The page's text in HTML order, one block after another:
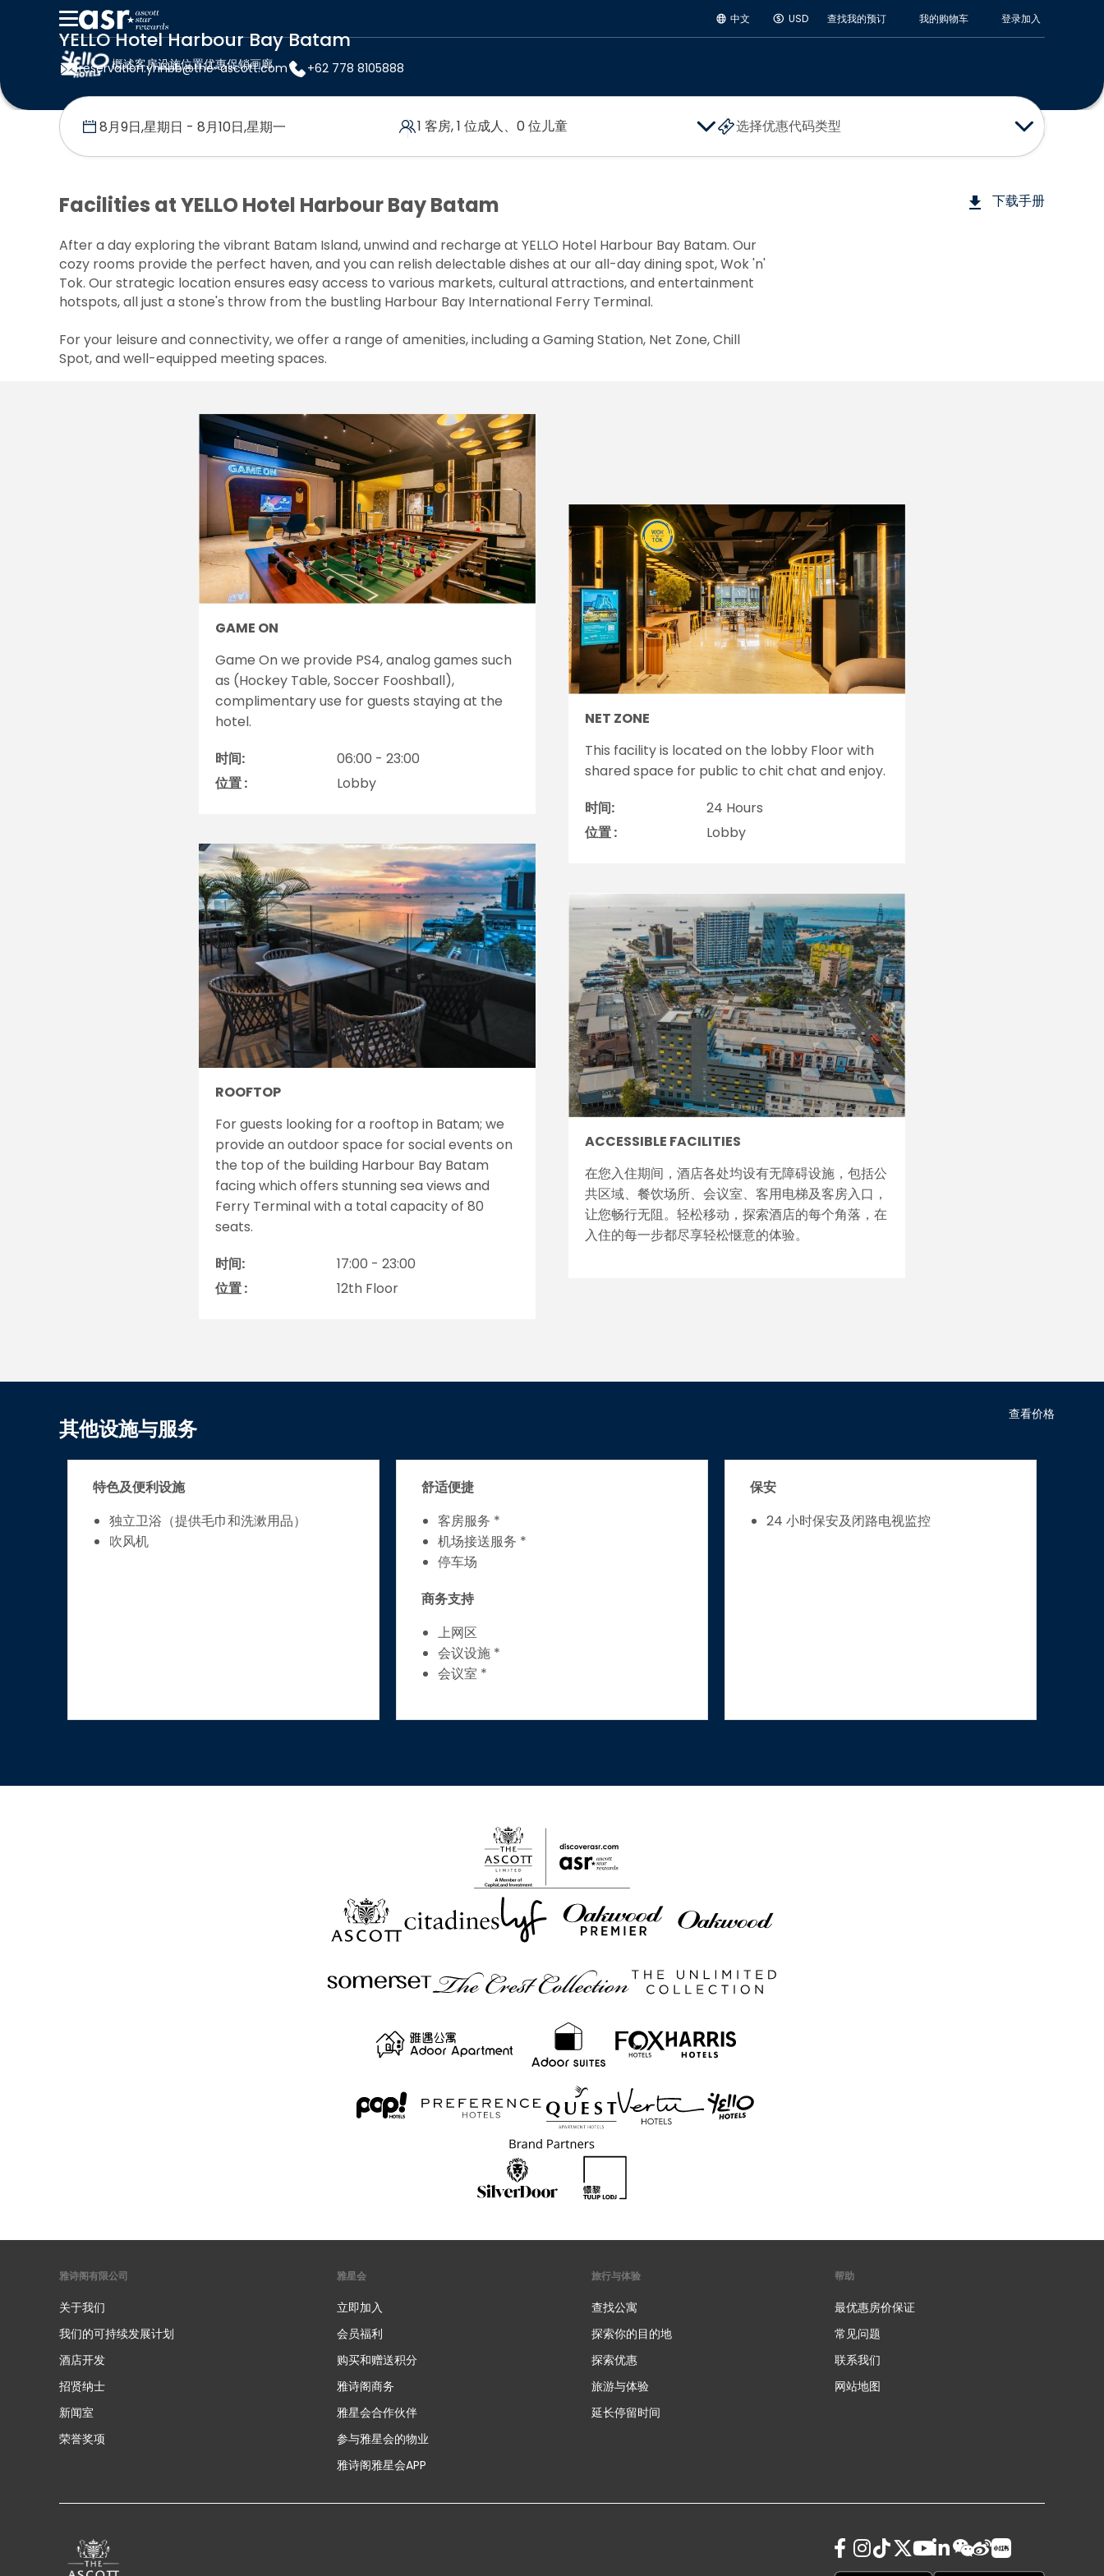
中文 USD 查找我的预订 我的购物车 登录加入
概述客房设施位置优惠促销画廊
查看价格
1 客房, 1 位成人、0 位儿童 选择优惠代码类型
YELLO Hotel Harbour Bay Batam
reservation.yhhbb@the-ascott.com +62 778 8105888
首页 YELLO Hotel Harbour Bay Batam 设施
Facilities at YELLO Hotel Harbour Bay Batam
After a day exploring the vibrant Batam Island, unwind and recharge at YELLO Hotel Harbour Bay Batam. Our
cozy rooms provide the perfect haven, and you can relish delectable dishes at our all-day dining spot, Wok 'n'
Tok. Our strategic location ensures easy access to various markets, cultural attractions, and entertainment
hotspots, all just a stone's throw from the bustling Harbour Bay International Ferry Terminal.
For your leisure and connectivity, we offer a range of amenities, including a Gaming Station, Net Zone, Chill
Spot, and well-equipped meeting spaces.
下载手册
GAME ON
Game On we provide PS4, analog games such
as (Hockey Table, Soccer Fooshball),
complimentary use for guests staying at the
hotel.
时间:
06:00 - 23:00
位置 :
Lobby
ROOFTOP
For guests looking for a rooftop in Batam; we
provide an outdoor space for social events on
the top of the building Harbour Bay Batam
facing which offers stunning sea views and
Ferry Terminal with a total capacity of 80
seats.
时间:
17:00 - 23:00
位置 :
12th Floor
NET ZONE
This facility is located on the lobby Floor with
shared space for public to chit chat and enjoy.
时间:
24 Hours
位置 :
Lobby
ACCESSIBLE FACILITIES
在您入住期间，酒店各处均设有无障碍设施，包括公
共区域、餐饮场所、会议室、客用电梯及客房入口，
让您畅行无阻。轻松移动，探索酒店的每个角落，在
入住的每一步都尽享轻松惬意的体验。
其他设施与服务 * 收费
特色及便利设施
独立卫浴（提供毛巾和洗漱用品）
吹风机
舒适便捷
客房服务 *
机场接送服务 *
停车场
商务支持
上网区
会议设施 *
会议室 *
保安
24 小时保安及闭路电视监控
雅诗阁有限公司
关于我们
我们的可持续发展计划
酒店开发
招贤纳士
新闻室
荣誉奖项
雅星会
立即加入
会员福利
购买和赠送积分
雅诗阁商务
雅星会合作伙伴
参与雅星会的物业
雅诗阁雅星会APP
旅行与体验
查找公寓
探索你的目的地
探索优惠
旅游与体验
延长停留时间
帮助
最优惠房价保证
常见问题
联系我们
网站地图